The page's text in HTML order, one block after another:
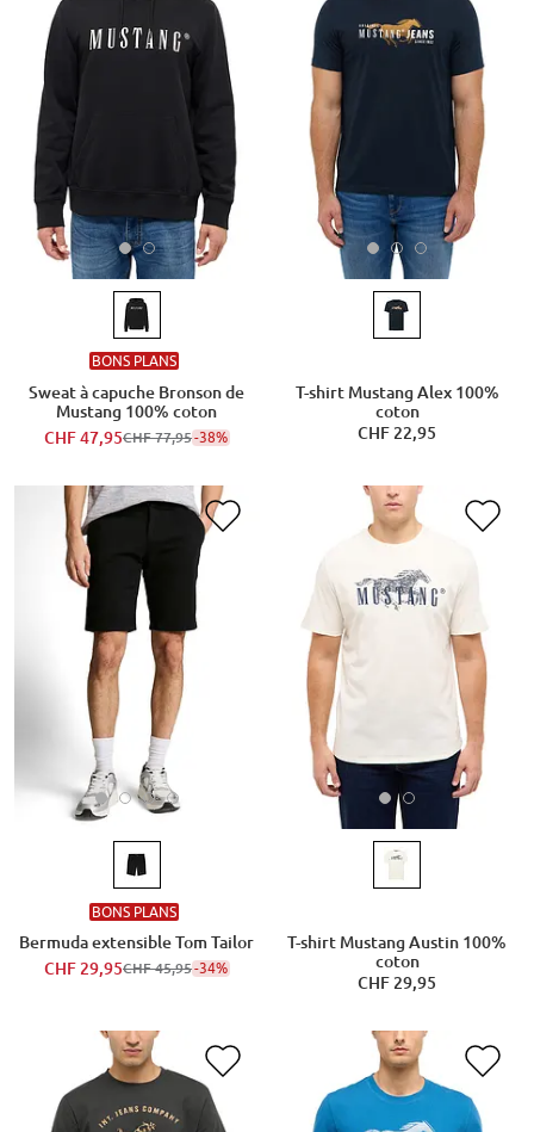
BONS PLANS
Sweat à capuche Bronson de
Mustang 100% coton
CHF 47,95CHF 77,95-38%
T-shirt Mustang Alex 100%
coton
CHF 22,95
BONS PLANS
Bermuda extensible Tom Tailor
CHF 29,95CHF 45,95-34%
T-shirt Mustang Austin 100%
coton
CHF 29,95